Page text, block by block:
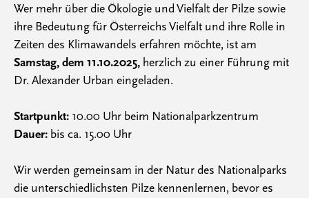
Wer mehr über die Ökologie und Vielfalt der Pilze sowie
ihre Bedeutung für Österreichs Vielfalt und ihre Rolle in
Zeiten des Klimawandels erfahren möchte, ist am
Samstag, dem 11.10.2025, herzlich zu einer Führung mit
Dr. Alexander Urban eingeladen.
Startpunkt: 10.00 Uhr beim Nationalparkzentrum
Dauer: bis ca. 15.00 Uhr
Wir werden gemeinsam in der Natur des Nationalparks
die unterschiedlichsten Pilze kennenlernen, bevor es